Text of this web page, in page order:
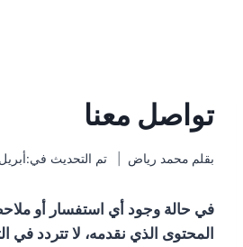
تواصل معنا
بقلم محمد رياض تم التحديث في:أبريل 18,
في حالة وجود أي استفسار أو
المحتوى الذي نقدمه، لا تتردد في